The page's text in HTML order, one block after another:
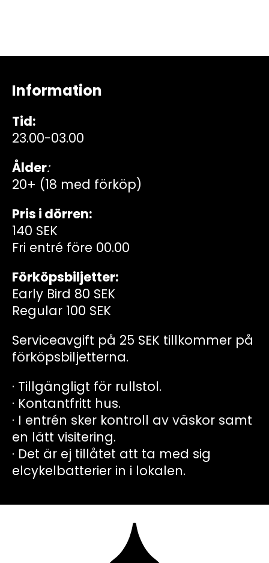
Information
Tid:
23.00-03.00
Ålder:
20+ (18 med förköp)
Pris i dörren:
140 SEK
Fri entré före 00.00
Förköpsbiljetter:
Early Bird 80 SEK
Regular 100 SEK
Serviceavgift på 25 SEK tillkommer på
förköpsbiljetterna.
· Tillgängligt för rullstol.
· Kontantfritt hus.
· I entrén sker kontroll av väskor samt
en lätt visitering.
· Det är ej tillåtet att ta med sig
elcykelbatterier in i lokalen.